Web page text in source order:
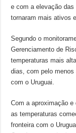
e com a elevação
tornaram mais ativos
Segundo o
Gerenciamento de
temperaturas mais
dias, com pelo menos
com o Uruguai.
Com a aproximação
as temperaturas
fronteira com o